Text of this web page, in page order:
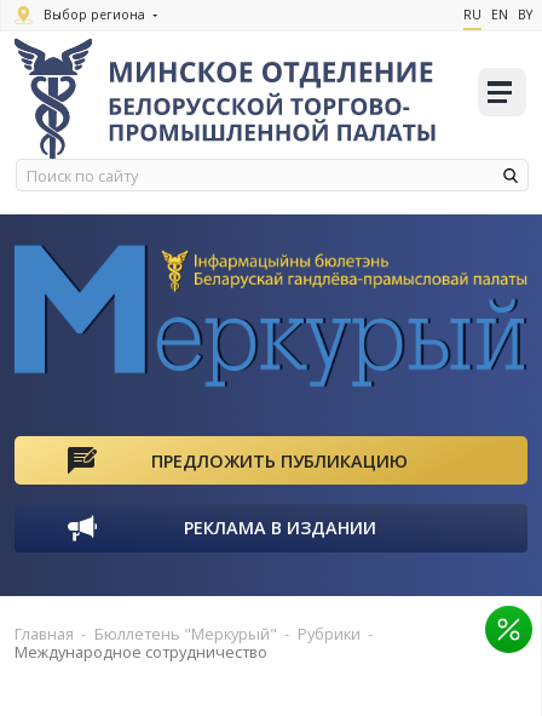
Выбор региона
РЕКЛАМА В ИЗДАНИИ